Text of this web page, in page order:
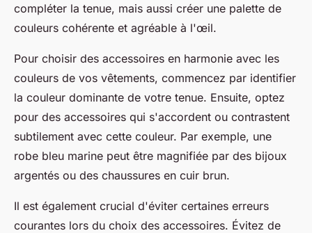
compléter la tenue, mais aussi créer une palette de
couleurs cohérente et agréable à l'œil.
Pour choisir des accessoires en harmonie avec les
couleurs de vos vêtements, commencez par identifier
la couleur dominante de votre tenue. Ensuite, optez
pour des accessoires qui s'accordent ou contrastent
subtilement avec cette couleur. Par exemple, une
robe bleu marine peut être magnifiée par des bijoux
argentés ou des chaussures en cuir brun.
Il est également crucial d'éviter certaines erreurs
courantes lors du choix des accessoires. Évitez de